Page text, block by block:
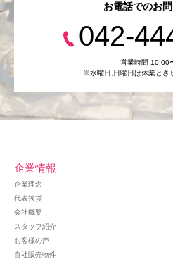
お電話でのお
042-
営業時間 10:00
※水曜日,⽇曜日は休業とさ
企業情報
企業理念
代表挨拶
会社概要
スタッフ紹介
お客様の声
自社販売物件